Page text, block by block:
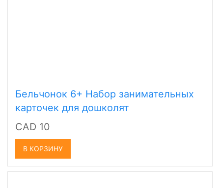
Бельчонок 6+ Набор занимательных
карточек для дошколят
CAD 10
В КОРЗИНУ